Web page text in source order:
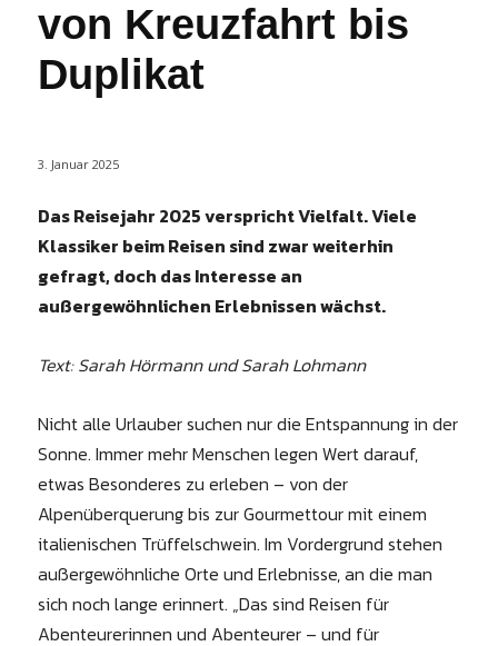
von Kreuzfahrt bis
Duplikat
3. Januar 2025
Das Reisejahr 2025 verspricht Vielfalt. Viele
Klassiker beim Reisen sind zwar weiterhin
gefragt, doch das Interesse an
außergewöhnlichen Erlebnissen wächst.
Text: Sarah Hörmann und Sarah Lohmann
Nicht alle Urlauber suchen nur die Entspannung in der
Sonne. Immer mehr Menschen legen Wert darauf,
etwas Besonderes zu erleben – von der
Alpenüberquerung bis zur Gourmettour mit einem
italienischen Trüffelschwein. Im Vordergrund stehen
außergewöhnliche Orte und Erlebnisse, an die man
sich noch lange erinnert. „Das sind Reisen für
Abenteurerinnen und Abenteurer – und für